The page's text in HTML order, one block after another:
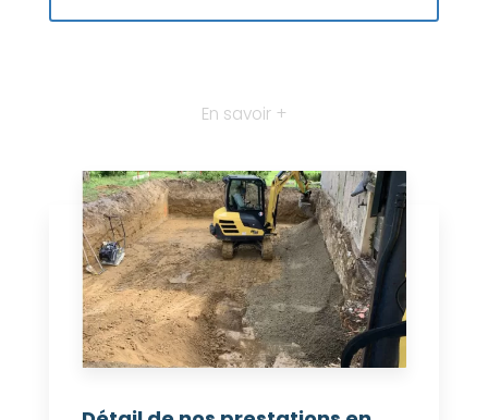
En savoir +